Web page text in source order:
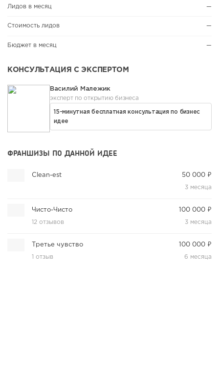
Лидов в месяц —
Стоимость лидов —
Бюджет в месяц —
КОНСУЛЬТАЦИЯ С ЭКСПЕРТОМ
Василий Малежик
эксперт по открытию бизнеса
15-минутная бесплатная консультация по бизнес
идее
ФРАНШИЗЫ ПО ДАННОЙ ИДЕЕ
Clean-est 50 000 ₽
3 месяца
Чисто-Чисто
12 отзывов
100 000 ₽
3 месяца
Третье чувство
1 отзыв
100 000 ₽
6 месяца